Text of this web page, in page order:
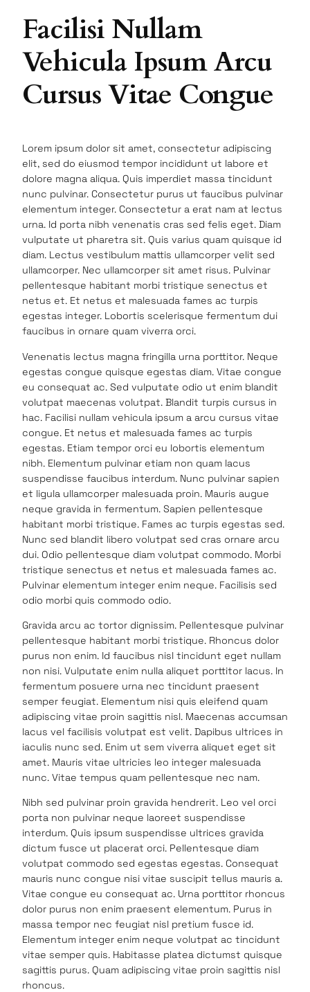
Facilisi Nullam
Vehicula Ipsum Arcu
Cursus Vitae Congue
Lorem ipsum dolor sit amet, consectetur adipiscing
elit, sed do eiusmod tempor incididunt ut labore et
dolore magna aliqua. Quis imperdiet massa tincidunt
nunc pulvinar. Consectetur purus ut faucibus pulvinar
elementum integer. Consectetur a erat nam at lectus
urna. Id porta nibh venenatis cras sed felis eget. Diam
vulputate ut pharetra sit. Quis varius quam quisque id
diam. Lectus vestibulum mattis ullamcorper velit sed
ullamcorper. Nec ullamcorper sit amet risus. Pulvinar
pellentesque habitant morbi tristique senectus et
netus et. Et netus et malesuada fames ac turpis
egestas integer. Lobortis scelerisque fermentum dui
faucibus in ornare quam viverra orci.
Venenatis lectus magna fringilla urna porttitor. Neque
egestas congue quisque egestas diam. Vitae congue
eu consequat ac. Sed vulputate odio ut enim blandit
volutpat maecenas volutpat. Blandit turpis cursus in
hac. Facilisi nullam vehicula ipsum a arcu cursus vitae
congue. Et netus et malesuada fames ac turpis
egestas. Etiam tempor orci eu lobortis elementum
nibh. Elementum pulvinar etiam non quam lacus
suspendisse faucibus interdum. Nunc pulvinar sapien
et ligula ullamcorper malesuada proin. Mauris augue
neque gravida in fermentum. Sapien pellentesque
habitant morbi tristique. Fames ac turpis egestas sed.
Nunc sed blandit libero volutpat sed cras ornare arcu
dui. Odio pellentesque diam volutpat commodo. Morbi
tristique senectus et netus et malesuada fames ac.
Pulvinar elementum integer enim neque. Facilisis sed
odio morbi quis commodo odio.
Gravida arcu ac tortor dignissim. Pellentesque pulvinar
pellentesque habitant morbi tristique. Rhoncus dolor
purus non enim. Id faucibus nisl tincidunt eget nullam
non nisi. Vulputate enim nulla aliquet porttitor lacus. In
fermentum posuere urna nec tincidunt praesent
semper feugiat. Elementum nisi quis eleifend quam
adipiscing vitae proin sagittis nisl. Maecenas accumsan
lacus vel facilisis volutpat est velit. Dapibus ultrices in
iaculis nunc sed. Enim ut sem viverra aliquet eget sit
amet. Mauris vitae ultricies leo integer malesuada
nunc. Vitae tempus quam pellentesque nec nam.
Nibh sed pulvinar proin gravida hendrerit. Leo vel orci
porta non pulvinar neque laoreet suspendisse
interdum. Quis ipsum suspendisse ultrices gravida
dictum fusce ut placerat orci. Pellentesque diam
volutpat commodo sed egestas egestas. Consequat
mauris nunc congue nisi vitae suscipit tellus mauris a.
Vitae congue eu consequat ac. Urna porttitor rhoncus
dolor purus non enim praesent elementum. Purus in
massa tempor nec feugiat nisl pretium fusce id.
Elementum integer enim neque volutpat ac tincidunt
vitae semper quis. Habitasse platea dictumst quisque
sagittis purus. Quam adipiscing vitae proin sagittis nisl
rhoncus.